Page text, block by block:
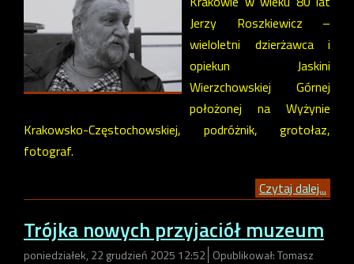
Jerzy Roszkiewicz –
wieloletni dzierżawca i
opiekun Jaskini
Wierzchowskiej Górnej
położonej na Wyżynie
Krakowsko-Częstochowskiej, podróżnik, grotołaz,
fotograf.
Czytaj dalej...
Trójka nowych przyjaciół muzeum
poniedziałek, 22 grudzień 2025 12:52 Opublikował: Tomasz